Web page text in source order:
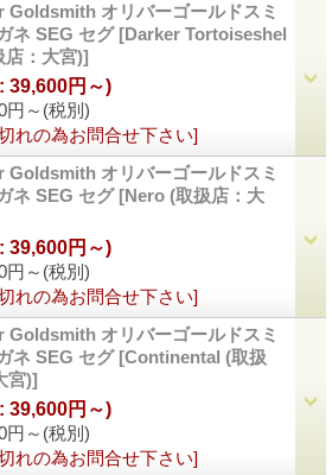
Goldsmith オリバーゴールドスミ
ネ SEG セグ [Darker Tortoiseshel
店：大宮)]
円～ (税別)
: 39,600円～)
れの為お問合せ下さい]
Goldsmith オリバーゴールドスミ
ネ SEG セグ [Nero (取扱店：大
円～ (税別)
: 39,600円～)
れの為お問合せ下さい]
Goldsmith オリバーゴールドスミ
ネ SEG セグ [Continental (取扱
宮)]
円～ (税別)
: 39,600円～)
れの為お問合せ下さい]